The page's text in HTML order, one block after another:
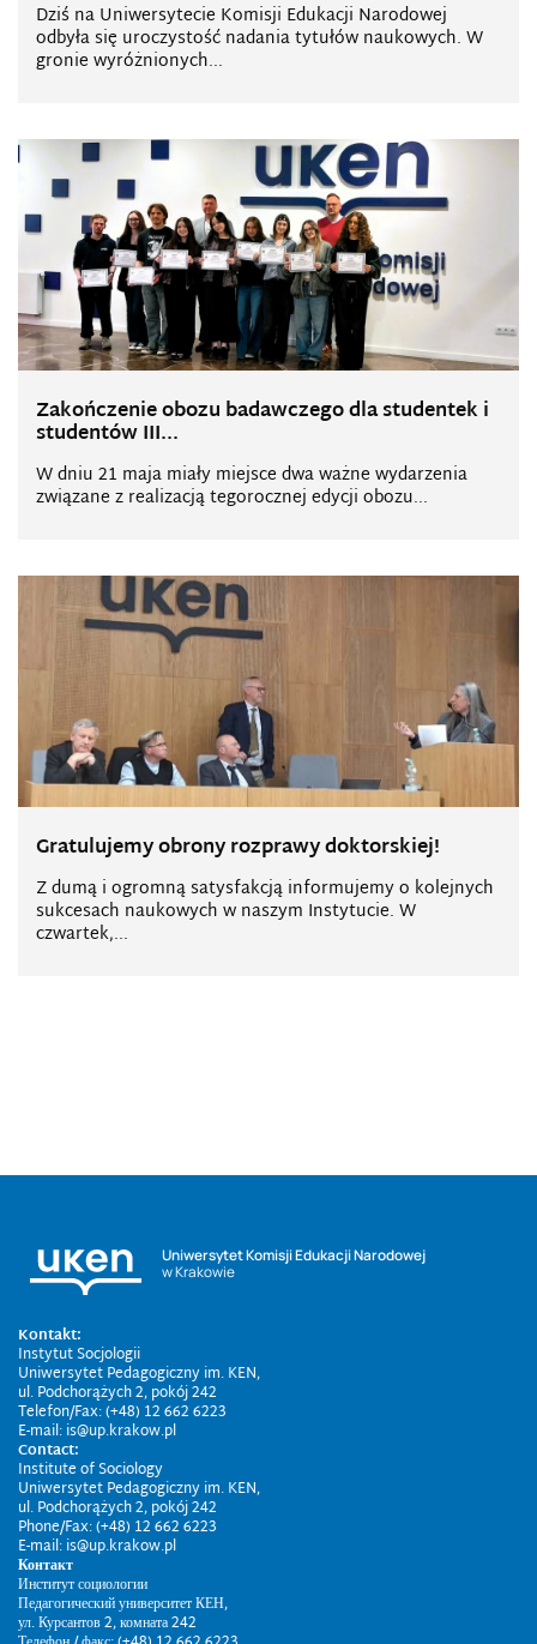
Dziś na Uniwersytecie Komisji Edukacji Narodowej
odbyła się uroczystość nadania tytułów naukowych. W
gronie wyróżnionych...
Zakończenie obozu badawczego dla studentek i
studentów III...
W dniu 21 maja miały miejsce dwa ważne wydarzenia
związane z realizacją tegorocznej edycji obozu...
Gratulujemy obrony rozprawy doktorskiej!
Z dumą i ogromną satysfakcją informujemy o kolejnych
sukcesach naukowych w naszym Instytucie. W
czwartek,...
Uniwersytet Komisji Edukacji Narodowej
w Krakowie
Kontakt:
Instytut Socjologii
Uniwersytet Pedagogiczny im. KEN,
ul. Podchorążych 2, pokój 242
Telefon/Fax: (+48) 12 662 6223
E-mail: is@up.krakow.pl
Contact:
Institute of Sociology
Uniwersytet Pedagogiczny im. KEN,
ul. Podchorążych 2, pokój 242
Phone/Fax: (+48) 12 662 6223
E-mail: is@up.krakow.pl
Контакт
Институт социологии
Педагогический университет КЕН,
ул. Курсантов 2, комната 242